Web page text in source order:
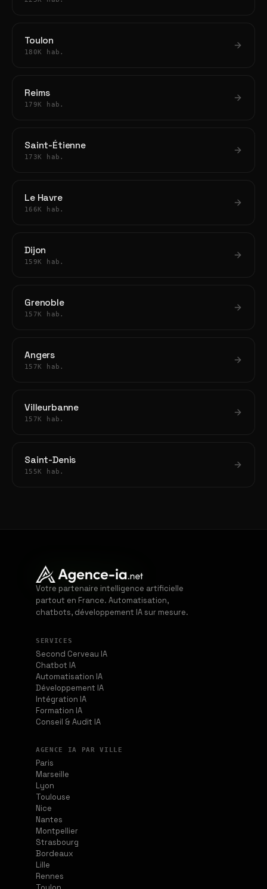
Toulon
180K hab.
Reims
179K hab.
Saint-Étienne
173K hab.
Le Havre
166K hab.
Dijon
159K hab.
Grenoble
157K hab.
Angers
157K hab.
Villeurbanne
157K hab.
Saint-Denis
155K hab.
Votre partenaire intelligence artificielle
partout en France. Automatisation,
chatbots, développement IA sur mesure.
SERVICES
Second Cerveau IA
Chatbot IA
Automatisation IA
Développement IA
Intégration IA
Formation IA
Conseil & Audit IA
AGENCE IA PAR VILLE
Paris
Marseille
Lyon
Toulouse
Nice
Nantes
Montpellier
Strasbourg
Bordeaux
Lille
Rennes